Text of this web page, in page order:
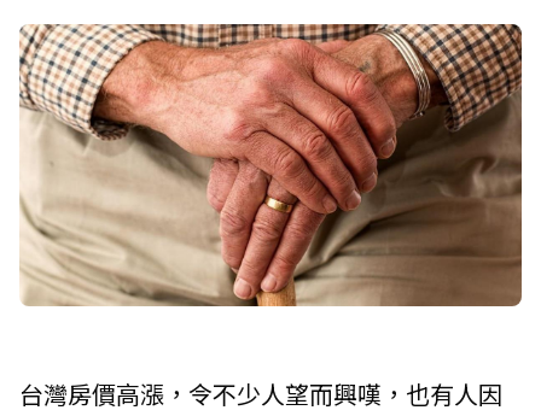
台灣房價高漲，令不少人望而興嘆，也有人因